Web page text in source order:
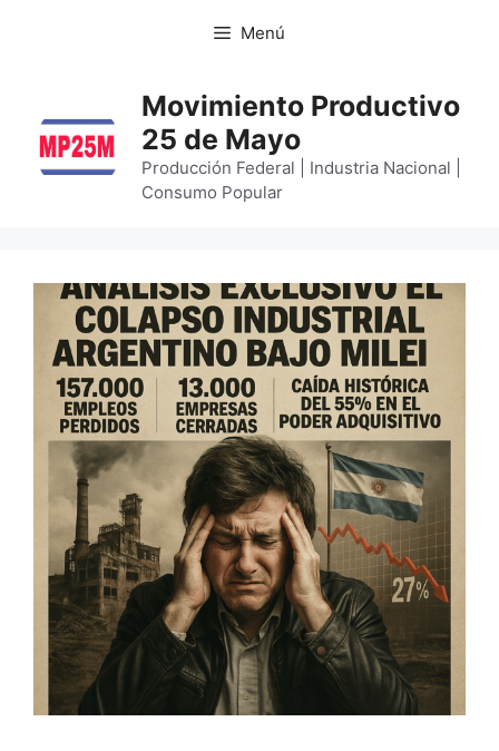
Menú
Movimiento Productivo
25 de Mayo
Producción Federal | Industria Nacional |
Consumo Popular